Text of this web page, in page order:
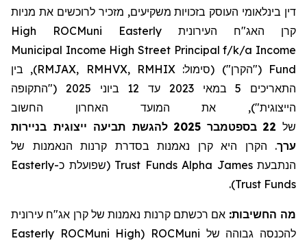
דין בינלאומי העוסק בזכויות משקיעים, מזכיר לרוכשים את מניות
קרן האג"ח העירונית Easterly
ROCMuni
High
Income
Principal
Street
High
Income
Municipal
Fund ("הקרן") (סימול: RMJAX, RMHVX, RMHIX),
בין
התאריכים 5 במאי 2023 עד 12 ביוני
("התקופה
הייצוגית"), את המועד האחרון החשוב
של 22 בספטמבר 2025 להגשת תביעה ייצוגית בניירות
ערך.
הקרן היא קרן נאמנות בסדרת קרנות הנאמנות של
הנתבעת James
Alpha
Funds
Trust (שפועלת כ-Easterly
Funds
Trust
).
מה החשיבות: אם רכשתםקרנות נאמנות של קרן אג"ח עירונית
להכנסה גבוהה של ROCMuni
(
Easterly ROCMuni High